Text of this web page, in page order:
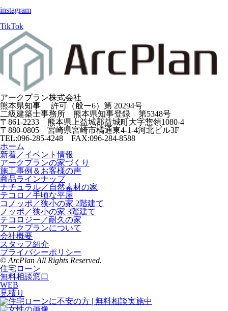
instagram
TikTok
アークプラン株式会社
熊本県知事 許可（般ー6）第 20294号
二級建築士事務所 熊本県知事登録 第5348号
〒861-2233
熊本県上益城郡益城町大字惣領1080-4
〒880-0805
宮崎県宮崎市橘通東4-1-4河北ビル3F
TEL:096-285-4248 FAX:096-284-8588
ホーム
新着／イベント情報
アークプランの家づくり
施工事例＆お客様の声
商品ラインナップ
ナチュラル／自然素材の家
テコロ／手頃な平屋
コノッポ／狭小の家 2階建て
ノッポ／狭小の家 3階建て
テコロジー／耐久の家
アークプランについて
会社概要
スタッフ紹介
プライバシーポリシー
© ArcPlan All Rights Reserved.
住宅ローン
無料相談窓口
WEB
見積り